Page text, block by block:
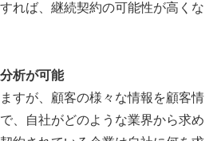
れば、継続契約の可能性が高くな
析が可能
すが、顧客の様々な情報を顧客情
、自社がどのような業界から求め